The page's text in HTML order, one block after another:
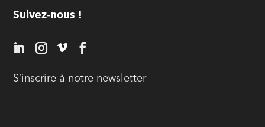
Suivez-nous !
S’inscrire à notre newsletter